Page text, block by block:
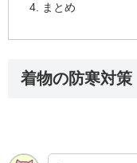
まとめ
着物の防寒対